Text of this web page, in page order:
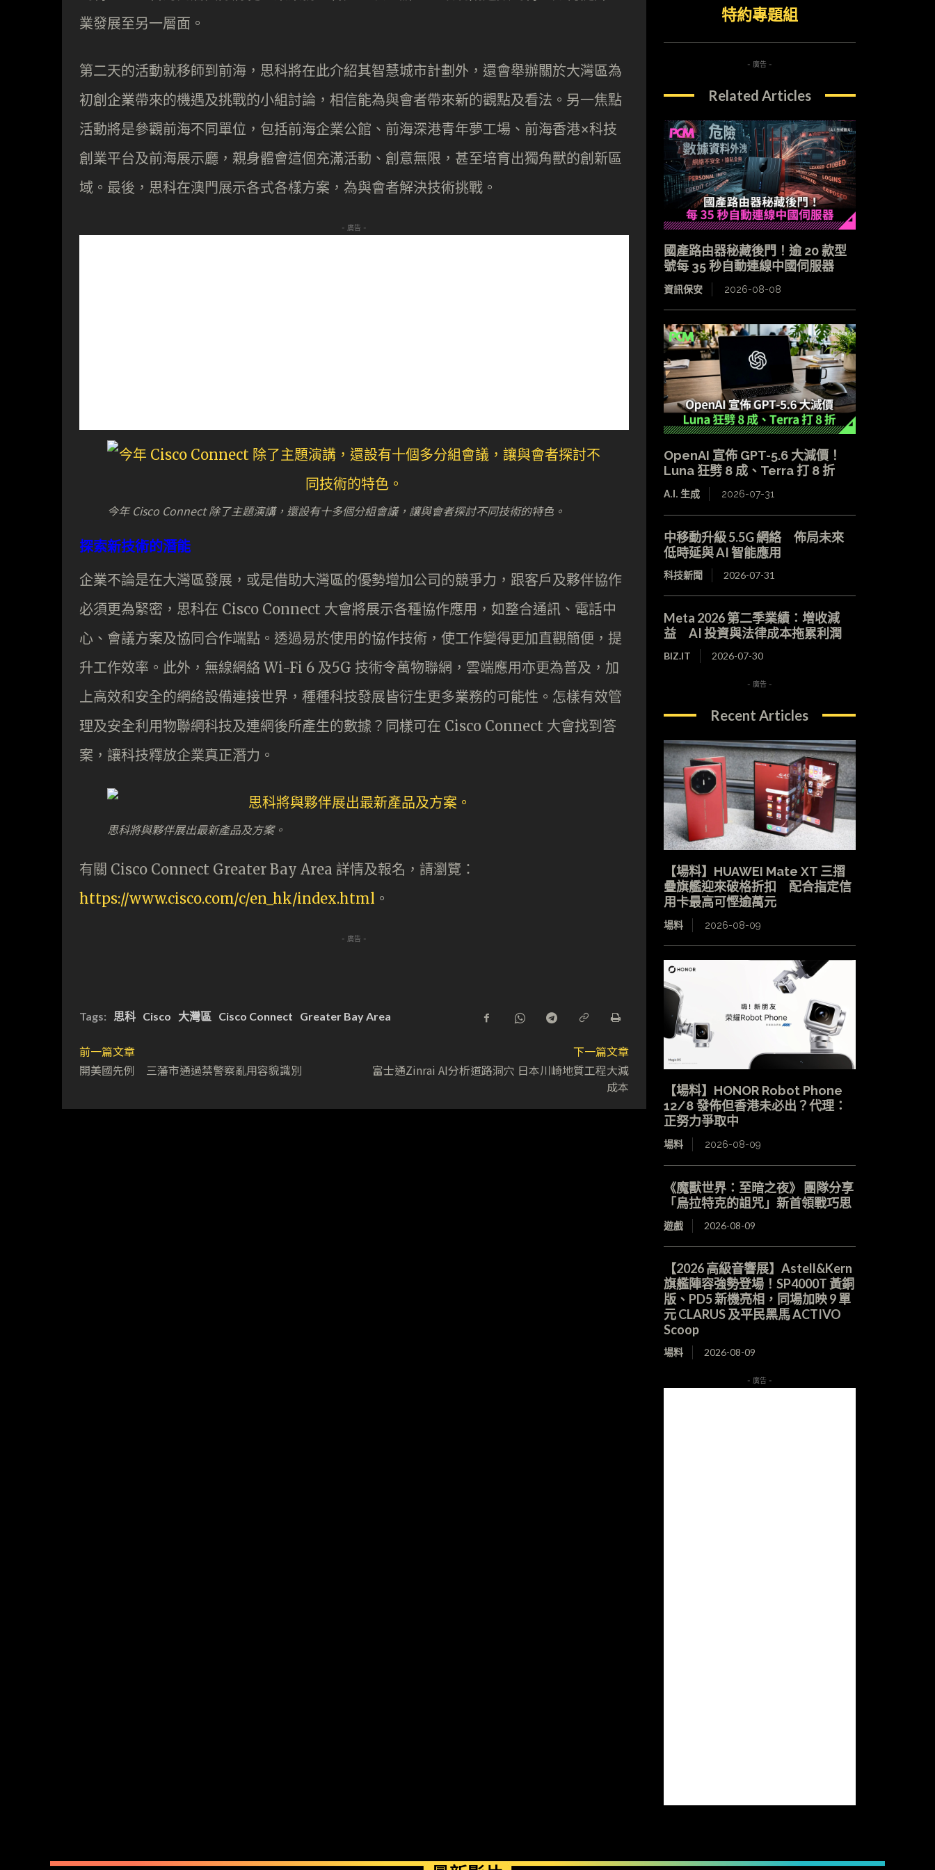
業發展至另一層面。
第二天的活動就移師到前海，思科將在此介紹其智慧城市計劃外，還會舉辦關於大灣區為
初創企業帶來的機遇及挑戰的小組討論，相信能為與會者帶來新的觀點及看法。另一焦點
活動將是參觀前海不同單位，包括前海企業公館、前海深港青年夢工場、前海香港×科技
創業平台及前海展示廳，親身體會這個充滿活動、創意無限，甚至培育出獨角獸的創新區
域。最後，思科在澳門展示各式各樣方案，為與會者解決技術挑戰。
- 廣告 -
今年 Cisco Connect 除了主題演講，還設有十多個分組會議，讓與會者探討不同技術的特色。
探索新技術的潛能
企業不論是在大灣區發展，或是借助大灣區的優勢增加公司的競爭力，跟客戶及夥伴協作
必須更為緊密，思科在 Cisco Connect 大會將展示各種協作應用，如整合通訊、電話中
心、會議方案及協同合作端點。透過易於使用的協作技術，使工作變得更加直觀簡便，提
升工作效率。此外，無線網絡 Wi-Fi 6 及5G 技術令萬物聯網，雲端應用亦更為普及，加
上高效和安全的網絡設備連接世界，種種科技發展皆衍生更多業務的可能性。怎樣有效管
理及安全利用物聯網科技及連網後所產生的數據？同樣可在 Cisco Connect 大會找到答
案，讓科技釋放企業真正潛力。
思科將與夥伴展出最新產品及方案。
有關 Cisco Connect Greater Bay Area 詳情及報名，請瀏覽：
https://www.cisco.com/c/en_hk/index.html 。
- 廣告 -
Tags: 思科 Cisco 大灣區 Cisco Connect Greater Bay Area
前一篇文章
開美國先例 三藩市通過禁警察亂用容貌識別
下一篇文章
富士通Zinrai AI分析道路洞穴 日本川崎地質工程大減
成本
特約專題組
- 廣告 -
Related Articles
國產路由器秘藏後門！逾 20 款型
號每 35 秒自動連線中國伺服器
資訊保安 2026-08-08
OpenAI 宣佈 GPT-5.6 大減價！
Luna 狂劈 8 成、Terra 打 8 折
A.I. 生成 2026-07-31
中移動升級 5.5G 網絡 佈局未來
低時延與 AI 智能應用
科技新聞 2026-07-31
Meta 2026 第二季業績：增收減
益 AI 投資與法律成本拖累利潤
BIZ.IT 2026-07-30
- 廣告 -
Recent Articles
【場料】HUAWEI Mate XT 三摺
疊旗艦迎來破格折扣 配合指定信
用卡最高可慳逾萬元
場料 2026-08-09
【場料】HONOR Robot Phone
12/8 發佈但香港未必出？代理：
正努力爭取中
場料 2026-08-09
《魔獸世界：至暗之夜》 團隊分享
「烏拉特克的詛咒」新首領戰巧思
遊戲 2026-08-09
【2026 高級音響展】Astell&Kern
旗艦陣容強勢登場！SP4000T 黃銅
版、PD5 新機亮相，同場加映 9 單
元 CLARUS 及平民黑馬 ACTIVO
Scoop
場料 2026-08-09
- 廣告 -